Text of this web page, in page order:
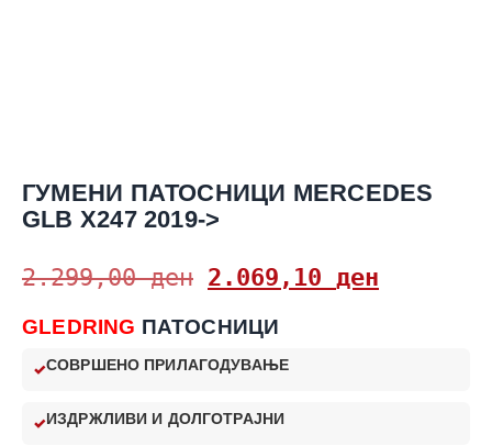
ГУМЕНИ ПАТОСНИЦИ MERCEDES
GLB X247 2019->
2.299,00ден 2.069,10 ден
GLEDRING ПАТОСНИЦИ
СОВРШЕНО ПРИЛАГОДУВАЊЕ
ИЗДРЖЛИВИ И ДОЛГОТРАЈНИ